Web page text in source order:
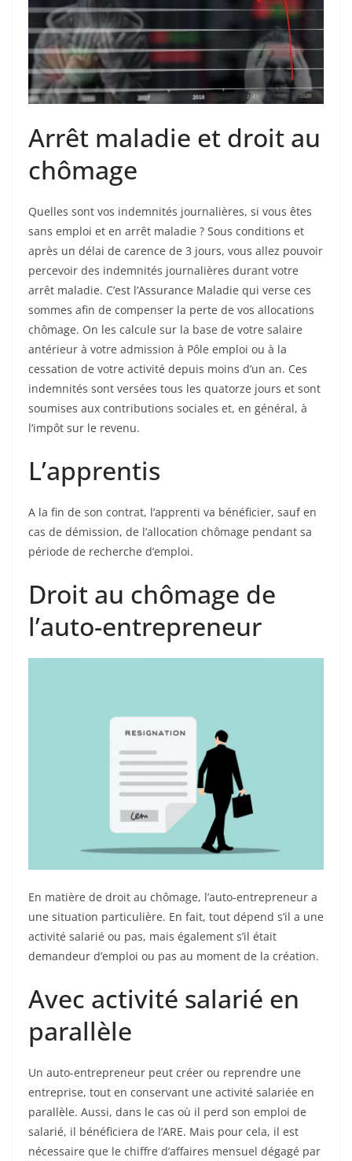
Arrêt maladie et droit au
chômage
Quelles sont vos indemnités journalières, si vous êtes
sans emploi et en arrêt maladie ? Sous conditions et
après un délai de carence de 3 jours, vous allez pouvoir
percevoir des indemnités journalières durant votre
arrêt maladie. C’est l’Assurance Maladie qui verse ces
sommes afin de compenser la perte de vos allocations
chômage. On les calcule sur la base de votre salaire
antérieur à votre admission à Pôle emploi ou à la
cessation de votre activité depuis moins d’un an. Ces
indemnités sont versées tous les quatorze jours et sont
soumises aux contributions sociales et, en général, à
l’impôt sur le revenu.
L’apprentis
A la fin de son contrat, l’apprenti va bénéficier, sauf en
cas de démission, de l’allocation chômage pendant sa
période de recherche d’emploi.
Droit au chômage de
l’auto-entrepreneur
En matière de droit au chômage, l’auto-entrepreneur a
une situation particulière. En fait, tout dépend s’il a une
activité salarié ou pas, mais également s’il était
demandeur d’emploi ou pas au moment de la création.
Avec activité salarié en
parallèle
Un auto-entrepreneur peut créer ou reprendre une
entreprise, tout en conservant une activité salariée en
parallèle. Aussi, dans le cas où il perd son emploi de
salarié, il bénéficiera de l’ARE. Mais pour cela, il est
nécessaire que le chiffre d’affaires mensuel dégagé par